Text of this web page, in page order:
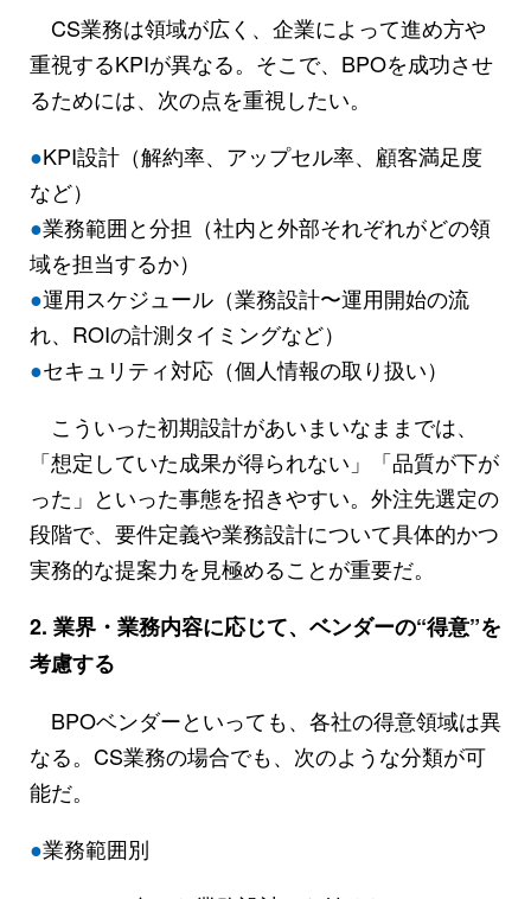
CS業務は領域が広く、企業によって進め方や
重視するKPIが異なる。そこで、BPOを成功させ
るためには、次の点を重視したい。
●KPI設計（解約率、アップセル率、顧客満足度
など）
●業務範囲と分担（社内と外部それぞれがどの領
域を担当するか）
●運用スケジュール（業務設計〜運用開始の流
れ、ROIの計測タイミングなど）
●セキュリティ対応（個人情報の取り扱い）
こういった初期設計があいまいなままでは、
「想定していた成果が得られない」「品質が下が
った」といった事態を招きやすい。外注先選定の
段階で、要件定義や業務設計について具体的かつ
実務的な提案力を見極めることが重要だ。
2. 業界・業務内容に応じて、ベンダーの“得意”を
考慮する
BPOベンダーといっても、各社の得意領域は異
なる。CS業務の場合でも、次のような分類が可
能だ。
●業務範囲別